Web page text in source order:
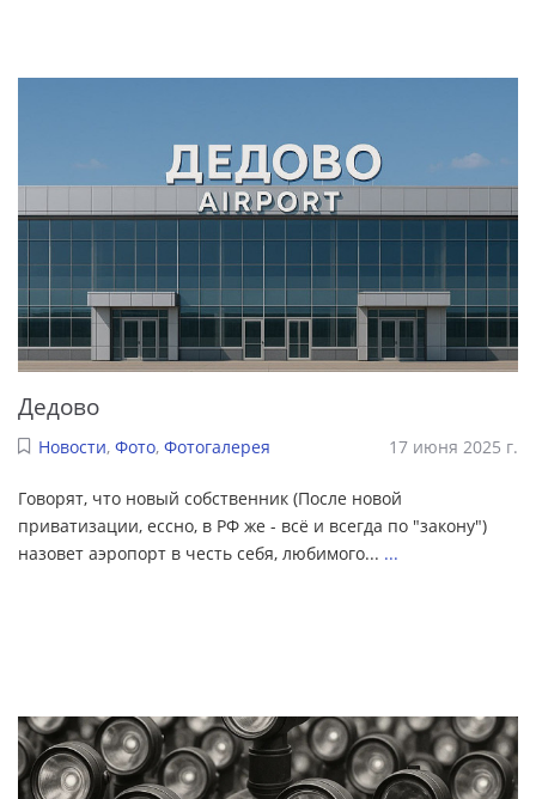
Дедово
Новости, Фото, Фотогалерея 17 июня 2025 г.
Говорят, что новый собственник (После новой
приватизации, ессно, в РФ же - всё и всегда по "закону")
назовет аэропорт в честь себя, любимого... ...